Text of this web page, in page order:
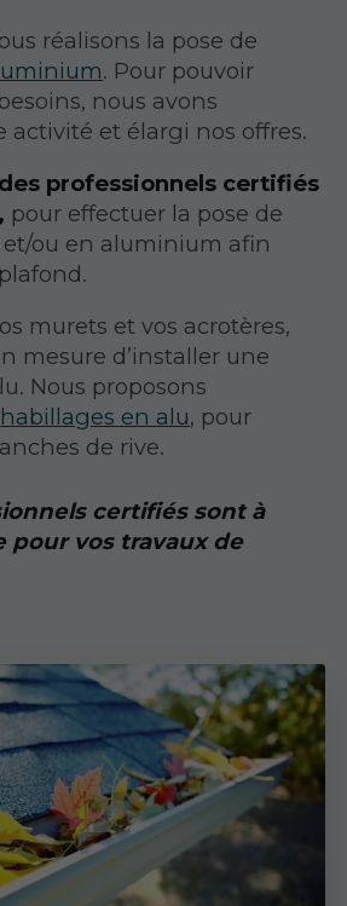
réalisons la pose de
. Pour pouvoir
nous avons
activité et élargi nos offres.
professionnels certifiés
pour effectuer la pose de
et/ou en aluminium afin
murets et vos acrotères,
mesure d’installer une
Nous proposons
habillages en alu, pour
de rive.
certifiés sont à
pour vos travaux de